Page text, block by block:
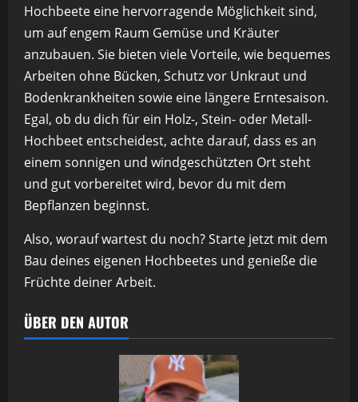
Hochbeete eine hervorragende Möglichkeit sind,
um auf engem Raum Gemüse und Kräuter
anzubauen. Sie bieten viele Vorteile, wie bequemes
Arbeiten ohne Bücken, Schutz vor Unkraut und
Bodenkrankheiten sowie eine längere Erntesaison.
Egal, ob du dich für ein Holz-, Stein- oder Metall-
Hochbeet entscheidest, achte darauf, dass es an
einem sonnigen und windgeschützten Ort steht
und gut vorbereitet wird, bevor du mit dem
Bepflanzen beginnst.
Also, worauf wartest du noch? Starte jetzt mit dem
Bau deines eigenen Hochbeetes und genieße die
Früchte deiner Arbeit.
ÜBER DEN AUTOR